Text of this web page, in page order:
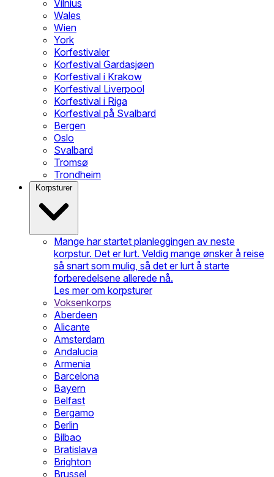
Vilnius
Wales
Wien
York
Korfestivaler
Korfestival Gardasjøen
Korfestival i Krakow
Korfestival Liverpool
Korfestival i Riga
Korfestival på Svalbard
Bergen
Oslo
Svalbard
Tromsø
Trondheim
Korpsturer
Mange har startet planleggingen av neste
korpstur. Det er lurt. Veldig mange ønsker å reise
så snart som mulig, så det er lurt å starte
forberedelsene allerede nå.
Les mer om korpsturer
Voksenkorps
Aberdeen
Alicante
Amsterdam
Andalucia
Armenia
Barcelona
Bayern
Belfast
Bergamo
Berlin
Bilbao
Bratislava
Brighton
Brussel